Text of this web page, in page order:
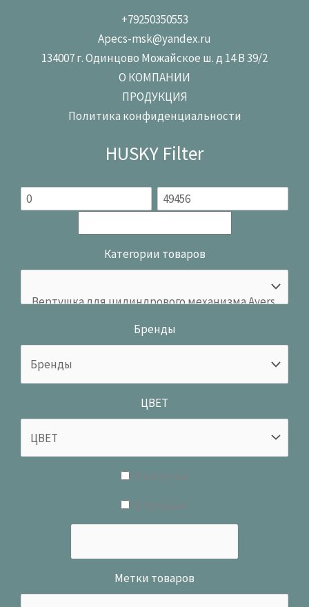
+79250350553
Apecs-msk@yandex.ru
134007 г. Одинцово Можайское ш. д 14 В 39/2
О КОМПАНИИ
ПРОДУКЦИЯ
Политика конфиденциальности
HUSKY Filter
Категории товаров
Бренды
ЦВЕТ
Метки товаров